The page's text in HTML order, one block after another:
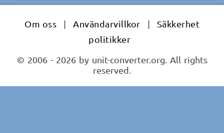
Om oss | Användarvillkor |
Säkkerhet
politikker
© 2006 - 2026 by unit-converter.org. All rights
reserved.